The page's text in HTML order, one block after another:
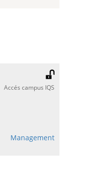
Accés campus IQS
Management